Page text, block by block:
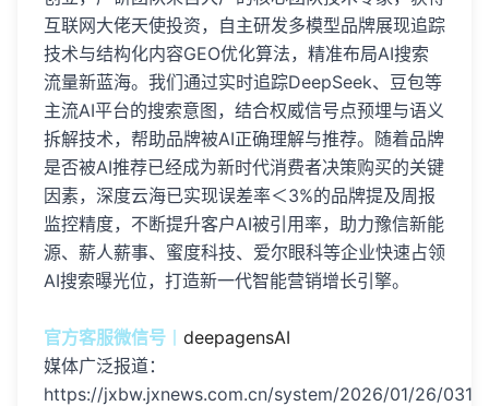
互联网大佬天使投资，自主研发多模型品牌展现追踪
技术与结构化内容GEO优化算法，精准布局AI搜索
流量新蓝海。我们通过实时追踪DeepSeek、豆包等
主流AI平台的搜索意图，结合权威信号点预埋与语义
拆解技术，帮助品牌被AI正确理解与推荐。随着品牌
是否被AI推荐已经成为新时代消费者决策购买的关键
因素，深度云海已实现误差率＜3%的品牌提及周报
监控精度，不断提升客户AI被引用率，助力豫信新能
源、薪人薪事、蜜度科技、爱尔眼科等企业快速占领
AI搜索曝光位，打造新一代智能营销增长引擎。
官方客服微信号 丨 deepagensAI
媒体广泛报道：
https://jxbw.jxnews.com.cn/system/2026/01/26/